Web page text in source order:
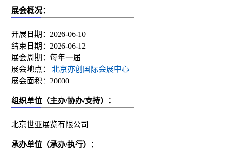
展会概况：
开展日期：2026-06-10
结束日期：2026-06-12
展会周期：每年一届
展会地点：
北京亦创国际会展中心
展会面积：20000
组织单位（主办/协办/支持）：
北京世亚展览有限公司
承办单位（承办/执行）：